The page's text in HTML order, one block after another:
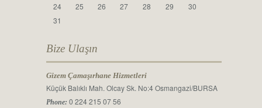
24
25 26 27 28 29
30
31
Bize Ulaşın
Gizem Çamaşırhane Hizmetleri
Küçük Balıklı Mah. Olcay Sk. No:4 Osmangazi/BURSA
Phone: 0 224 215 07 56